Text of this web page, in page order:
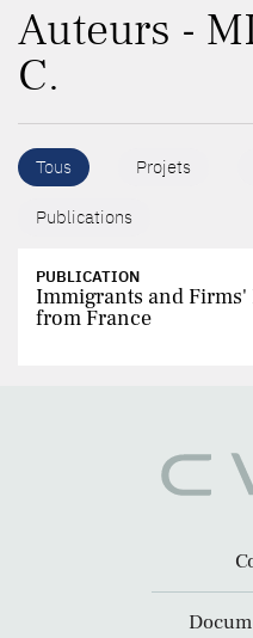
Auteurs -
C.
Tous Projets
Publications
PUBLICATION
Immigrants and
from France